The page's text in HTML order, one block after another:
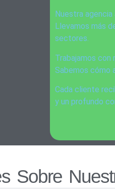
Nuestra
Llevamos más
sectores.
Trabajamos con
Sabemos cómo
Cada cliente
y un profundo
Sobre